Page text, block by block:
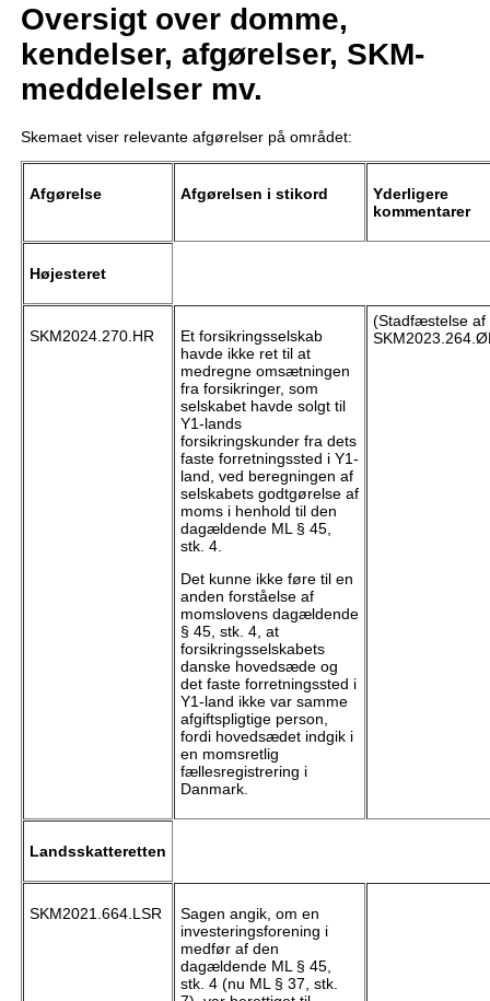
Oversigt over domme,
kendelser, afgørelser, SKM-
meddelelser mv.
Skemaet viser relevante afgørelser på området:
Afgørelse Afgørelsen i stikord
Yderligere
kommentarer
Højesteret
SKM2024.270.HR
Et forsikringsselskab
havde ikke ret til at
medregne omsætningen
fra forsikringer, som
selskabet havde solgt til
Y1-lands
forsikringskunder fra dets
faste forretningssted i Y1-
land, ved beregningen af
selskabets godtgørelse af
moms i henhold til den
dagældende ML § 45,
stk. 4.
Det kunne ikke føre til en
anden forståelse af
momslovens dagældende
§ 45, stk. 4, at
forsikringsselskabets
danske hovedsæde og
det faste forretningssted i
Y1-land ikke var samme
afgiftspligtige person,
fordi hovedsædet indgik i
en momsretlig
fællesregistrering i
Danmark.
(Stadfæstelse af
Landsskatteretten
SKM2021.664.LSR
Sagen angik, om en
investeringsforening i
medfør af den
dagældende ML § 45,
stk. 4 (nu ML § 37, stk.